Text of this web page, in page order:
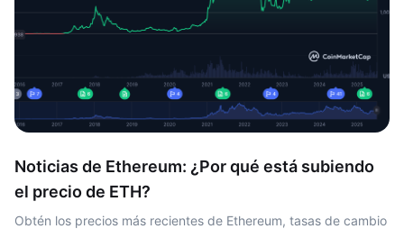
Noticias de Ethereum: ¿Por qué está subiendo
el precio de ETH?
Obtén los precios más recientes de Ethereum, tasas de cambio